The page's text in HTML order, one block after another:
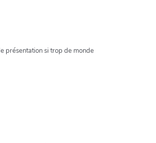
présentation si trop de monde